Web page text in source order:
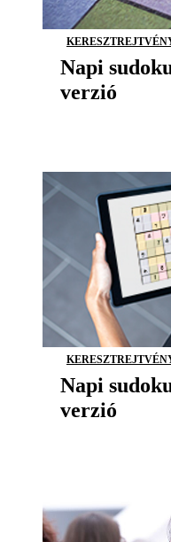
Napi
verzió
Napi
verzió